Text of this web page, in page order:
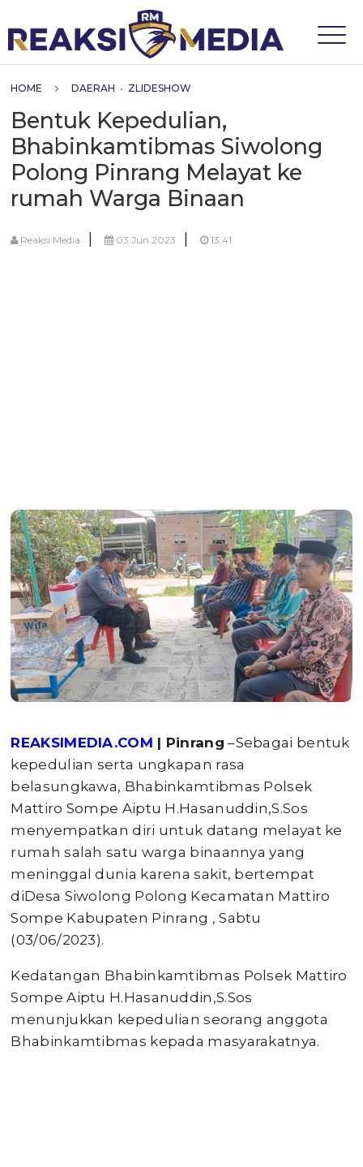
HOME DAERAH • ZLIDESHOW
Bentuk Kepedulian,
Bhabinkamtibmas Siwolong
Polong Pinrang Melayat ke
rumah Warga Binaan
Reaksi Media | 03 Jun 2023 | 13:41
REAKSIMEDIA.COM | Pinrang –Sebagai bentuk
kepedulian serta ungkapan rasa
belasungkawa, Bhabinkamtibmas Polsek
Mattiro Sompe Aiptu H.Hasanuddin,S.Sos
menyempatkan diri untuk datang melayat ke
rumah salah satu warga binaannya yang
meninggal dunia karena sakit, bertempat
diDesa Siwolong Polong Kecamatan Mattiro
Sompe Kabupaten Pinrang , Sabtu
(03/06/2023).
Kedatangan Bhabinkamtibmas Polsek Mattiro
Sompe Aiptu H.Hasanuddin,S.Sos
menunjukkan kepedulian seorang anggota
Bhabinkamtibmas kepada masyarakatnya.